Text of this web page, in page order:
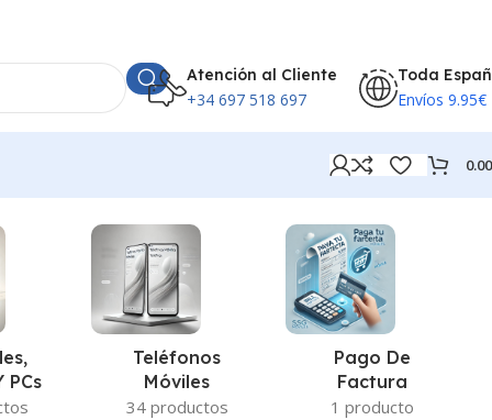
Atención al Cliente
+34 697 518 697
Toda
Envíos 9.95€
PCs
Teléfonos
Móviles
34 productos
Pago De
Factura
1 producto